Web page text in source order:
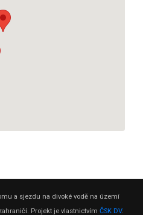
a sjezdu na divoké vodě na území
Projekt je vlastnictvím ČSK DV.